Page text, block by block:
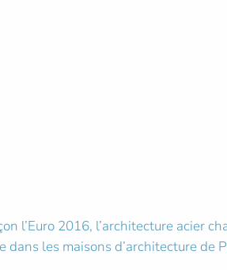
l’Euro 2016, l’architecture acier
dans les maisons d’architecture